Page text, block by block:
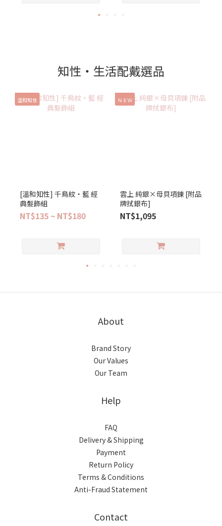
知性‧生活配戴選品
溫和知性
[溫和知性] 千鳥紋‧藍 經
典髮飾組
NT$135 ~ NT$180
ＮＥＷ
雲上 純銀×母貝項鍊 [附品
牌拭銀布]
NT$1,095
About
Brand Story
Our Values
Our Team
Help
FAQ
Delivery & Shipping
Payment
Return Policy
Terms & Conditions
Anti-Fraud Statement
Contact